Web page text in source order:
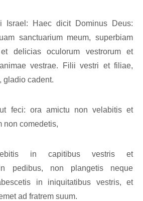
Israel: Haec dicit Dominus Deus:
sanctuarium meum, superbiam
delicias oculorum vestrorum et
vestrae. Filii vestri et filiae,
gladio cadent.
feci: ora amictu non velabitis et
non comedetis,
in capitibus vestris et
pedibus, non plangetis neque
in iniquitatibus vestris, et
ad fratrem suum.